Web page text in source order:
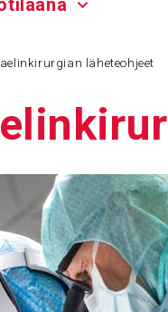
läheteohjeet